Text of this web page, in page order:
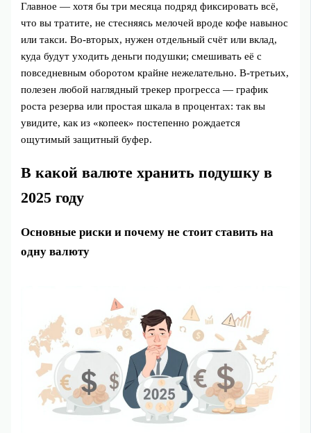
Главное — хотя бы три месяца подряд фиксировать всё,
что вы тратите, не стесняясь мелочей вроде кофе навынос
или такси. Во‑вторых, нужен отдельный счёт или вклад,
куда будут уходить деньги подушки; смешивать её с
повседневным оборотом крайне нежелательно. В‑третьих,
полезен любой наглядный трекер прогресса — график
роста резерва или простая шкала в процентах: так вы
увидите, как из «копеек» постепенно рождается
ощутимый защитный буфер.
В какой валюте хранить подушку в
2025 году
Основные риски и почему не стоит ставить на
одну валюту